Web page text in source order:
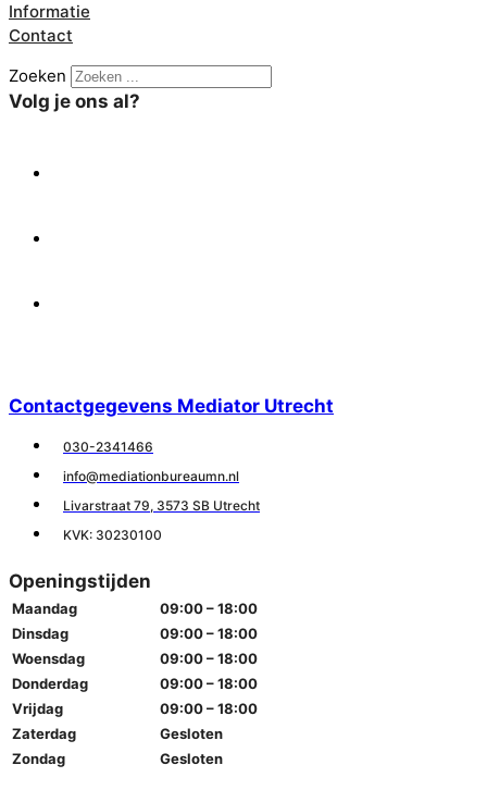
Informatie
Contact
Zoeken
Volg je ons al?
Contactgegevens Mediator Utrecht
030-2341466
info@mediationbureaumn.nl
Livarstraat 79, 3573 SB Utrecht
KVK: 30230100
Openingstijden
Maandag
09:00 – 18:00
Dinsdag
09:00 – 18:00
Woensdag
09:00 – 18:00
Donderdag
09:00 – 18:00
Vrijdag
09:00 – 18:00
Zaterdag
Gesloten
Zondag
Gesloten